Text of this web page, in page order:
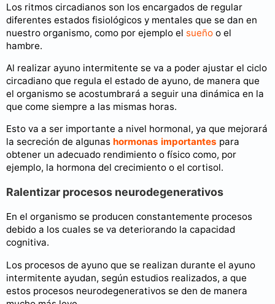
Los ritmos circadianos son los encargados de regular
diferentes estados fisiológicos y mentales que se dan en
nuestro organismo, como por ejemplo el sueño o el
hambre.
Al realizar ayuno intermitente se va a poder ajustar el ciclo
circadiano que regula el estado de ayuno, de manera que
el organismo se acostumbrará a seguir una dinámica en la
que come siempre a las mismas horas.
Esto va a ser importante a nivel hormonal, ya que mejorará
la secreción de algunas hormonas importantes para
obtener un adecuado rendimiento o físico como, por
ejemplo, la hormona del crecimiento o el cortisol.
Ralentizar procesos neurodegenerativos
En el organismo se producen constantemente procesos
debido a los cuales se va deteriorando la capacidad
cognitiva.
Los procesos de ayuno que se realizan durante el ayuno
intermitente ayudan, según estudios realizados, a que
estos procesos neurodegenerativos se den de manera